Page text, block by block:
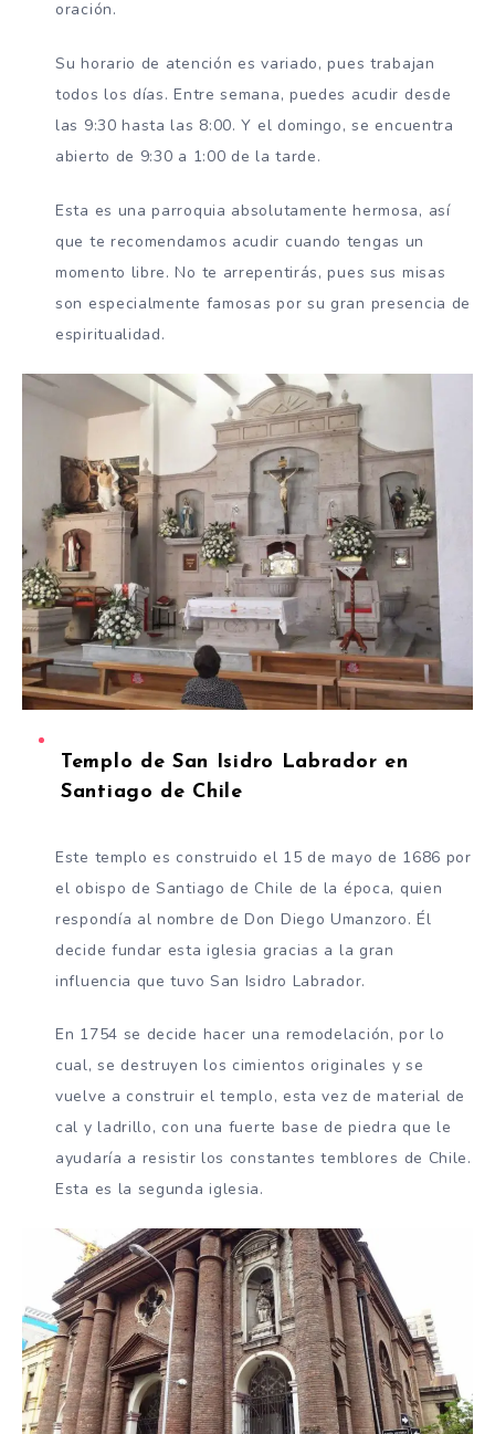
oración.
Su horario de atención es variado, pues trabajan
todos los días. Entre semana, puedes acudir desde
las 9:30 hasta las 8:00. Y el domingo, se encuentra
abierto de 9:30 a 1:00 de la tarde.
Esta es una parroquia absolutamente hermosa, así
que te recomendamos acudir cuando tengas un
momento libre. No te arrepentirás, pues sus misas
son especialmente famosas por su gran presencia de
espiritualidad.
Templo de San Isidro Labrador en
Santiago de Chile
Este templo es construido el 15 de mayo de 1686 por
el obispo de Santiago de Chile de la época, quien
respondía al nombre de Don Diego Umanzoro. Él
decide fundar esta iglesia gracias a la gran
influencia que tuvo San Isidro Labrador.
En 1754 se decide hacer una remodelación, por lo
cual, se destruyen los cimientos originales y se
vuelve a construir el templo, esta vez de material de
cal y ladrillo, con una fuerte base de piedra que le
ayudaría a resistir los constantes temblores de Chile.
Esta es la segunda iglesia.